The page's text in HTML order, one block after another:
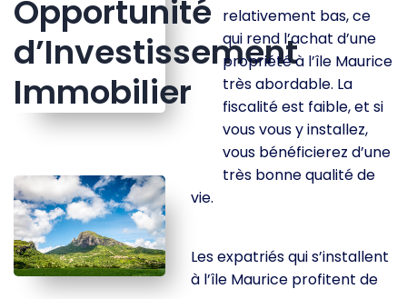
Opportunité
d’Investissement
Immobilier
relativement bas, ce
qui rend l’achat d’une
propriété à l’île Maurice
très abordable. La
fiscalité est faible, et si
vous vous y installez,
vous bénéficierez d’une
très bonne qualité de
vie.
Les expatriés qui s’installent
à l’île Maurice profitent de